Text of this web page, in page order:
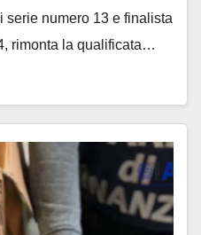
serie numero 13 e finalista
rimonta la qualificata…